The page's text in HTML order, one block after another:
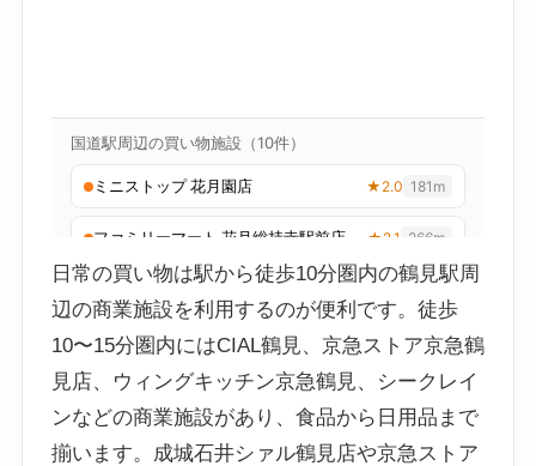
日常の買い物は駅から徒歩10分圏内の鶴見駅周
辺の商業施設を利用するのが便利です。徒歩
10〜15分圏内にはCIAL鶴見、京急ストア京急鶴
見店、ウィングキッチン京急鶴見、シークレイ
ンなどの商業施設があり、食品から日用品まで
揃います。成城石井シァル鶴見店や京急ストア